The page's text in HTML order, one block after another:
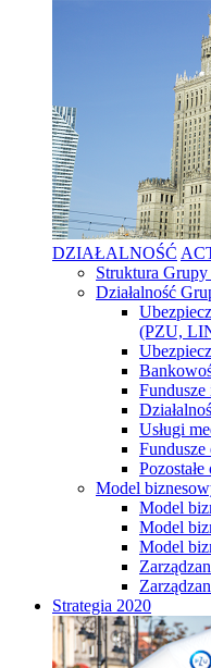
DZIAŁALNOŚĆ
Struktura
Działalność
(PZU,
Usługi
Model
Model
Model
Model
Strategia 2020